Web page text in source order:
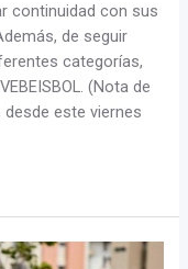
continuidad con sus
de seguir
categorías,
(Nota de
desde este viernes